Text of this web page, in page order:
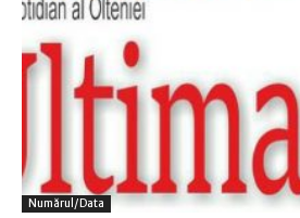
Numărul/data